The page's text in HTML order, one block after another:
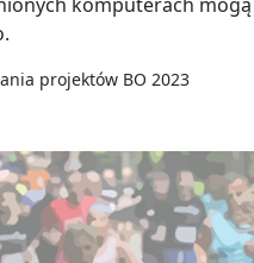
projektów BO 2023